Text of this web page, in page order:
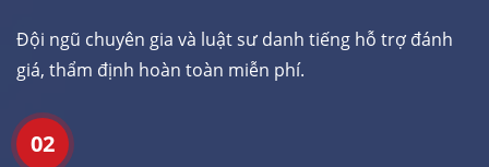
Đội ngũ chuyên gia và luật sư danh tiếng hỗ trợ đánh
giá, thẩm định hoàn toàn miễn phí.
02